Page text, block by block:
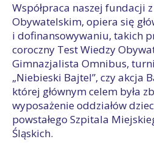
Współpraca naszej fundacji
Obywatelskim, opiera się
i dofinansowywaniu, takich
coroczny Test Wiedzy
Gimnazjalista Omnibus,
„Niebieski Bajtel”, czy akcja
której głównym celem była
wyposażenie oddziałów
powstałego Szpitala
Śląskich.